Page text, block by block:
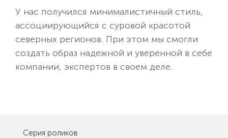
У нас получился минималистичный стиль,
ассоциирующийся с суровой красотой
северных регионов. При этом мы смогли
создать образ надежной и уверенной в себе
компании, экспертов в своем деле.
Серия роликов